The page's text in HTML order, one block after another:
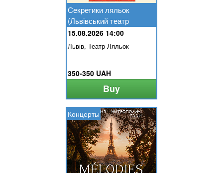
Секретики ляльок
(Львівський театр
ляльок)
15.08.2026 14:00
Львів, Театр Ляльок
350-350 UAH
Buy
Концерты